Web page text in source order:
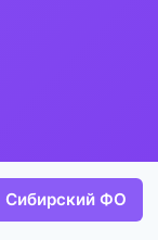
Сибирский ФО